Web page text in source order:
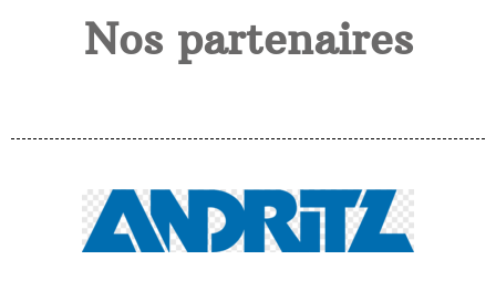
Nos partenaires